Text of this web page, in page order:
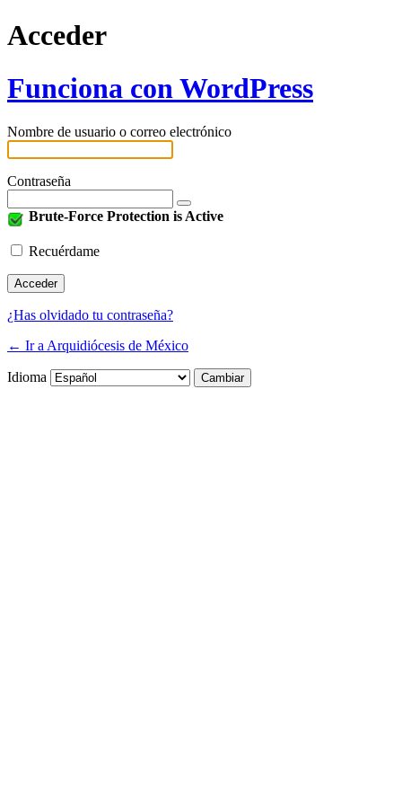
Acceder
Funciona con WordPress
Nombre de usuario o correo electrónico
Contraseña
Brute-Force Protection is Active
Recuérdame
¿Has olvidado tu contraseña?
← Ir a Arquidiócesis de México
Idioma